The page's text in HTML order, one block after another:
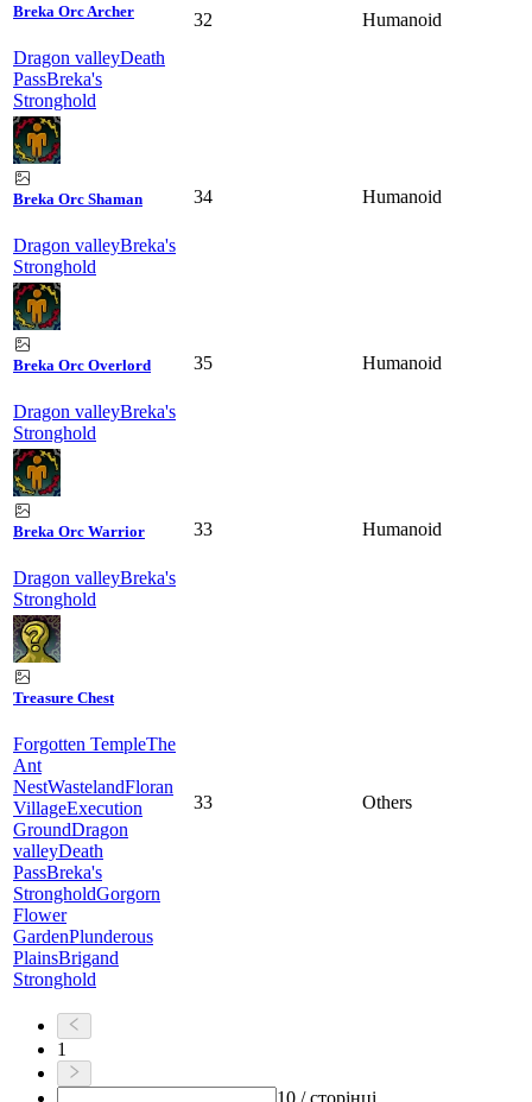
Breka Orc Archer
Dragon valleyDeath
PassBreka's
Stronghold
32 Humanoid
Breka Orc Shaman
Dragon valleyBreka's
Stronghold
34 Humanoid
Breka Orc Overlord
Dragon valleyBreka's
Stronghold
35 Humanoid
Breka Orc Warrior
Dragon valleyBreka's
Stronghold
33 Humanoid
Treasure Chest
Forgotten TempleThe
Ant
NestWastelandFloran
VillageExecution
GroundDragon
valleyDeath
PassBreka's
StrongholdGorgorn
Flower
GardenPlunderous
PlainsBrigand
Stronghold
33 Others
1